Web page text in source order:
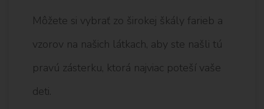
Môžete si vybrať zo širokej škály farieb a
vzorov na našich látkach, aby ste našli tú
pravú zásterku, ktorá najviac poteší vaše
deti.